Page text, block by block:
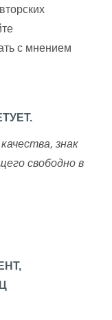
с мнением
знак
свободно в